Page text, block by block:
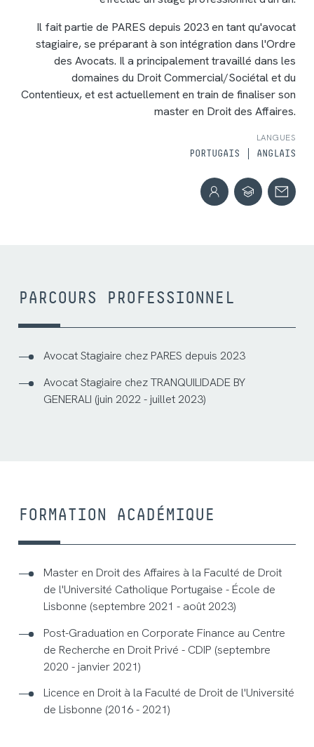
Il fait partie de PARES depuis 2023 en tant qu'avocat
stagiaire, se préparant à son intégration dans l'Ordre
des Avocats. Il a principalement travaillé dans les
domaines du Droit Commercial/Sociétal et du
Contentieux, et est actuellement en train de finaliser son
master en Droit des Affaires.
LANGUES
PORTUGAIS ANGLAIS
PARCOURS PROFESSIONNEL
Avocat Stagiaire chez PARES depuis 2023
Avocat Stagiaire chez TRANQUILIDADE BY
GENERALI (juin 2022 - juillet 2023)
FORMATION ACADÉMIQUE
Master en Droit des Affaires à la Faculté de Droit
de l'Université Catholique Portugaise - École de
Lisbonne (septembre 2021 - août 2023)
Post-Graduation en Corporate Finance au Centre
de Recherche en Droit Privé - CDIP (septembre
2020 - janvier 2021)
Licence en Droit à la Faculté de Droit de l'Université
de Lisbonne (2016 - 2021)